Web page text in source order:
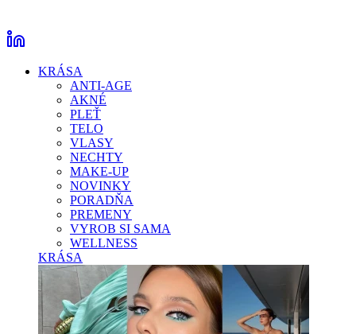
KRÁSA
ANTI-AGE
AKNÉ
PLEŤ
TELO
VLASY
NECHTY
MAKE-UP
NOVINKY
PORADŇA
PREMENY
VYROB SI SAMA
WELLNESS
KRÁSA